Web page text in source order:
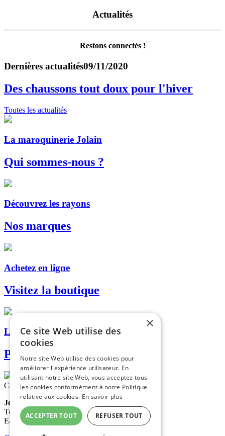
Actualités
Restons connectés !
Dernières actualités09/11/2020
Des chaussons tout doux pour l'hiver
Toutes les actualités
La maroquinerie Jolain
Qui sommes-nous ?
Découvrez les rayons
Nos marques
Achetez en ligne
Visitez la boutique
Livraison, retrait en magasin...
Paiement sécurisé
Contactez-nous
Jolain
Tél. : 05 65 60 09 65
E-mail :contact@cuir-millau-jolain.com
×
Ce site Web utilise des
cookies
Notre site Web utilise des cookies pour
améliorer l'expérience utilisateur. En
utilisant notre site Web, vous acceptez tous
les cookies conformément à notre Politique
relative aux cookies. En savoir plus
ACCEPTER TOUT REFUSER TOUT